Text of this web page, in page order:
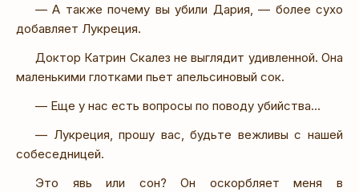
— А также почему вы убили Дария, — более сухо
добавляет Лукреция.
Доктор Катрин Скалез не выглядит удивленной. Она
маленькими глотками пьет апельсиновый сок.
— Еще у нас есть вопросы по поводу убийства…
— Лукреция, прошу вас, будьте вежливы с нашей
собеседницей.
Это явь или сон? Он оскорбляет меня в